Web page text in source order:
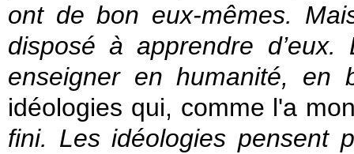
ont de bon eux-mêmes.
disposé à apprendre
enseigner en humanité, en
idéologies qui, comme l'a
fini. Les idéologies pensent